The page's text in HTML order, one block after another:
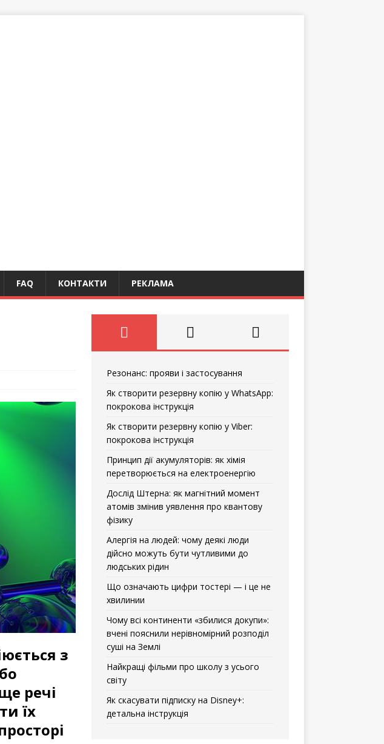
FAQ КОНТАКТИ РЕКЛАМА
з
речі
їх
Резонанс: прояви і застосування
Як створити резервну копію у WhatsApp:
покрокова інструкція
Як створити резервну копію у Viber:
покрокова інструкція
Принцип дії акумуляторів: як хімія
перетворюється на електроенергію
Дослід Штерна: як магнітний момент
атомів змінив уявлення про квантову
фізику
Алергія на людей: чому деякі люди
дійсно можуть бути чутливими до
людських рідин
Що означають цифри тостері — і це не
хвилинии
Чому всі континенти «збилися докупи»:
вчені пояснили нерівномірний розподіл
суші на Землі
Найкращі фільми про школу з усього
світу
Як скасувати підписку на Disney+:
детальна інструкція